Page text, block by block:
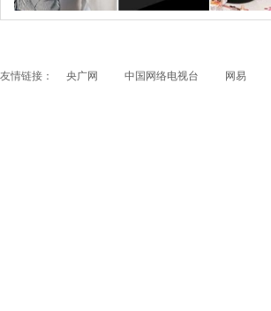
友情链接： 央广网 中国网络电视台 网易